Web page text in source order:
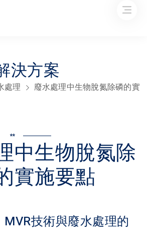
決方案
處理
廢水處理中生物脫氮除磷的實
**
中生物脫氮除
實施要點
技術與廢水處理的